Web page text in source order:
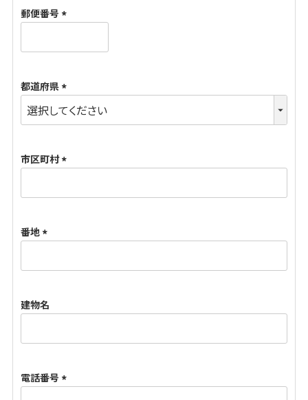
郵便番号
必
)
都道府県
(
必
)
市区町村
必
番地
必
)
建物名
電話番号